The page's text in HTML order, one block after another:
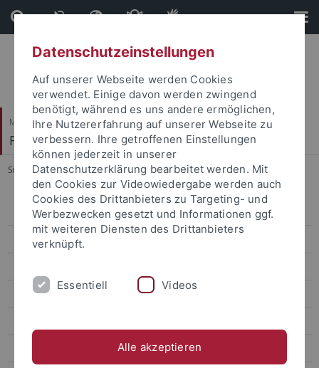
Direkt
zum
Inhalt
Direkt
zur
Fußleiste
Mathematisch-Naturwissenschaftliche Fakultät
Fachbereich Chemie
Sie sind hier: Startseite ... 2024
Arbeitskreis
Forschung
2026
Datenschutzeinstellungen
Auf unserer Webseite werden Cookies
verwendet. Einige davon werden zwingend
benötigt, während es uns andere ermöglichen,
Ihre Nutzererfahrung auf unserer Webseite zu
verbessern. Ihre getroffenen Einstellungen
können jederzeit in unserer
Datenschutzerklärung bearbeitet werden. Mit
den Cookies zur Videowiedergabe werden auch
Cookies des Drittanbieters zu Targeting- und
Werbezwecken gesetzt und Informationen ggf.
mit weiteren Diensten des Drittanbieters
verknüpft.
Essentiell Videos
Alle akzeptieren